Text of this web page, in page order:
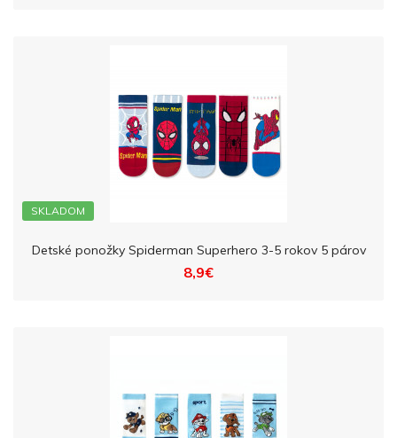
SKLADOM
Detské ponožky Spiderman Superhero 3-5 rokov 5 párov
8,9€